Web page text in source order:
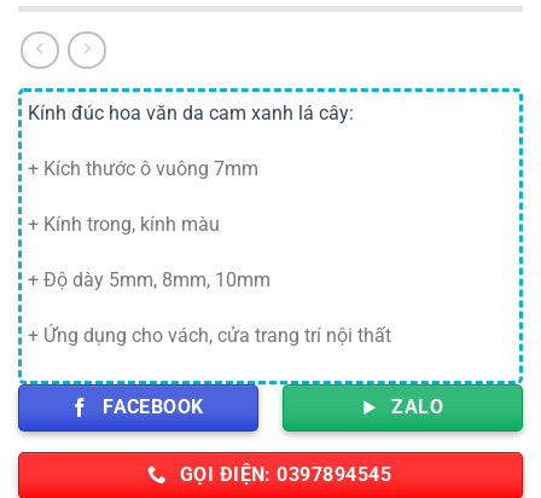
Kính đúc hoa văn da cam xanh lá cây:
+ Kích thước ô vuông 7mm
+ Kính trong, kính màu
+ Độ dày 5mm, 8mm, 10mm
+ Ứng dụng cho vách, cửa trang trí nội thất
FACEBOOK ZALO
GỌI ĐIỆN: 0397894545